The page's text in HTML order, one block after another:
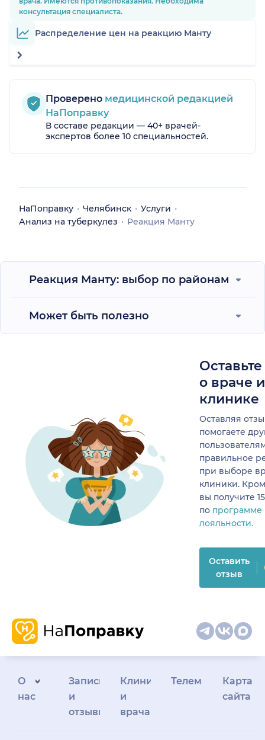
консультация специалиста.
Распределение цен на реакцию Манту
Проверено медицинской редакцией
НаПоправку
В составе редакции — 40+ врачей-
экспертов более 10 специальностей.
НаПоправку Челябинск
Услуги
Анализ на туберкулез
Реакция Манту
Реакция Манту: выбор по районам
Может быть полезно
о враче
клинике
Оставляя
помогаете
правильное
при выборе
клиники.
вы получите
по программе
лояльности.
Оставить
отзыв
О
нас
Запись
и
отзывы
Клиникам
и
врачам
Телемедицина
Карта
сайта